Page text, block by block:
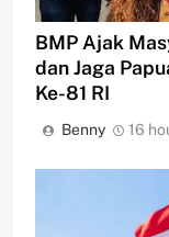
BMP Ajak
dan Jaga
Ke-81 RI
Benny 16